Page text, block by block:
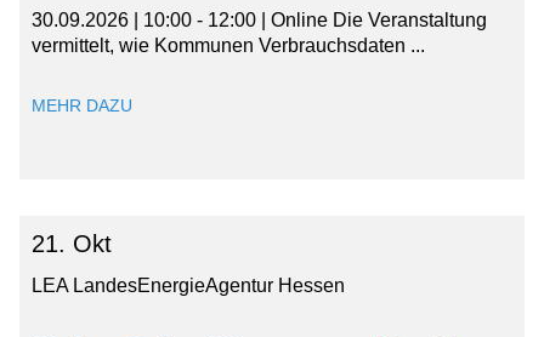
30.09.2026 | 10:00 - 12:00 | Online Die Veranstaltung
vermittelt, wie Kommunen Verbrauchsdaten ...
MEHR DAZU
21. Okt
LEA LandesEnergieAgentur Hessen